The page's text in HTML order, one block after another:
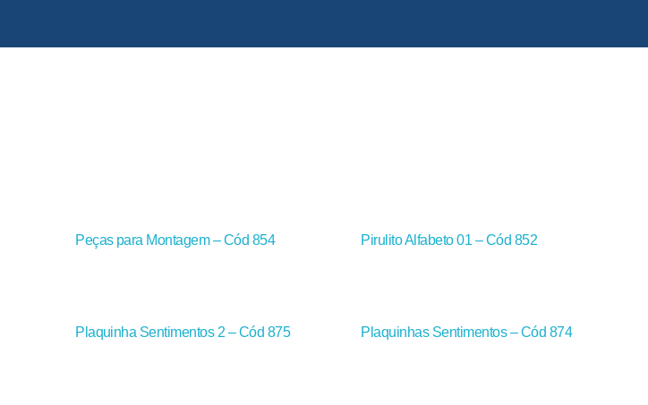
Peças para Montagem – Cód 854 Pirulito Alfabeto 01 – Cód 852
Plaquinha Sentimentos 2 – Cód 875 Plaquinhas Sentimentos – Cód 874